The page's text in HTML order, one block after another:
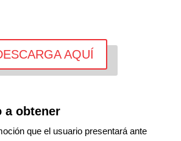
AQUÍ
a obtener
que el usuario presentará ante